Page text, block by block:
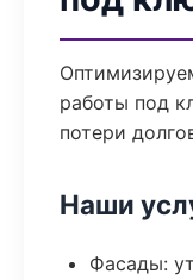
работы под
потери
Наши
Фасады: